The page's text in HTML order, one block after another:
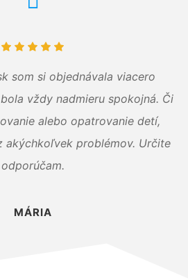
som si objednávala viacero
vždy nadmieru spokojná. Či
alebo opatrovanie detí,
akýchkoľvek problémov. Určite
odporúčam.
MÁRIA